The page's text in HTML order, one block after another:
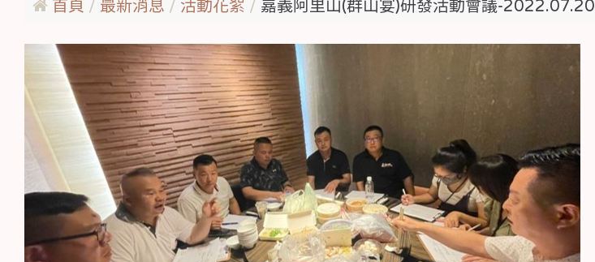
首頁 最新消息 活動花絮 嘉義阿里山(群山宴)研發活動會議-2022.07.20